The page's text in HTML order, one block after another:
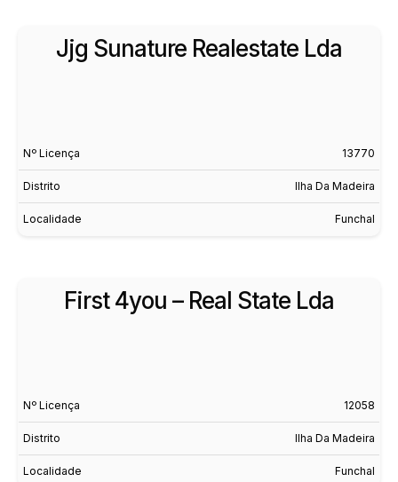
Jjg Sunature Realestate Lda
Nº Licença 13770
Distrito Ilha Da Madeira
Localidade Funchal
First 4you – Real State Lda
Nº Licença 12058
Distrito Ilha Da Madeira
Localidade Funchal